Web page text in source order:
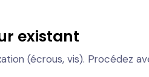
existant
(écrous, vis). Procédez